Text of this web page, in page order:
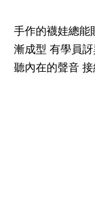
手作的襪娃總能
漸成型 有學員
聽內在的聲音